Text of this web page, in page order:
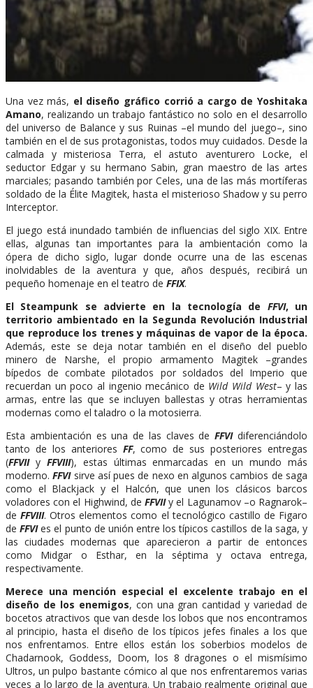
Una vez más, el diseño gráfico corrió a cargo de Yoshitaka
Amano, realizando un trabajo fantástico no solo en el desarrollo
del universo de Balance y sus Ruinas –el mundo del juego–, sino
también en el de sus protagonistas, todos muy cuidados. Desde la
calmada y misteriosa Terra, el astuto aventurero Locke, el
seductor Edgar y su hermano Sabin, gran maestro de las artes
marciales; pasando también por Celes, una de las más mortíferas
soldado de la Élite Magitek, hasta el misterioso Shadow y su perro
Interceptor.
El juego está inundado también de influencias del siglo XIX. Entre
ellas, algunas tan importantes para la ambientación como la
ópera de dicho siglo, lugar donde ocurre una de las escenas
inolvidables de la aventura y que, años después, recibirá un
pequeño homenaje en el teatro de FFIX.
El Steampunk se advierte en la tecnología de FFVI, un
territorio ambientado en la Segunda Revolución Industrial
que reproduce los trenes y máquinas de vapor de la época.
Además, este se deja notar también en el diseño del pueblo
minero de Narshe, el propio armamento Magitek –grandes
bípedos de combate pilotados por soldados del Imperio que
recuerdan un poco al ingenio mecánico de Wild Wild West– y las
armas, entre las que se incluyen ballestas y otras herramientas
modernas como el taladro o la motosierra.
Esta ambientación es una de las claves deFFVI diferenciándolo
tanto de los anteriores FF, como de sus posteriores entregas
(FFVII y FFVIII), estas últimas enmarcadas en un mundo más
moderno.FFVI sirve así pues de nexo en algunos cambios de saga
como el Blackjack y el Halcón, que unen los clásicos barcos
voladores con el Highwind, de FFVII y el Lagunamov –o Ragnarok–
deFFVIII. Otros elementos como el tecnológico castillo de Figaro
deFFVI es el punto de unión entre los típicos castillos de la saga, y
las ciudades modernas que aparecieron a partir de entonces
como Midgar o Esthar, en la séptima y octava entrega,
respectivamente.
Merece una mención especial el excelente trabajo en el
diseño de los enemigos, con una gran cantidad y variedad de
bocetos atractivos que van desde los lobos que nos encontramos
al principio, hasta el diseño de los típicos jefes finales a los que
nos enfrentamos. Entre ellos están los soberbios modelos de
Chadarnook, Goddess, Doom, los 8 dragones o el mismísimo
Ultros, un pulpo bastante cómico al que nos enfrentaremos varias
veces a lo largo de la aventura. Un trabajo realmente original que